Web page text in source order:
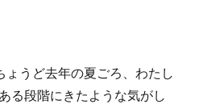
うど去年の夏ごろ、わたし
る段階にきたような気がし